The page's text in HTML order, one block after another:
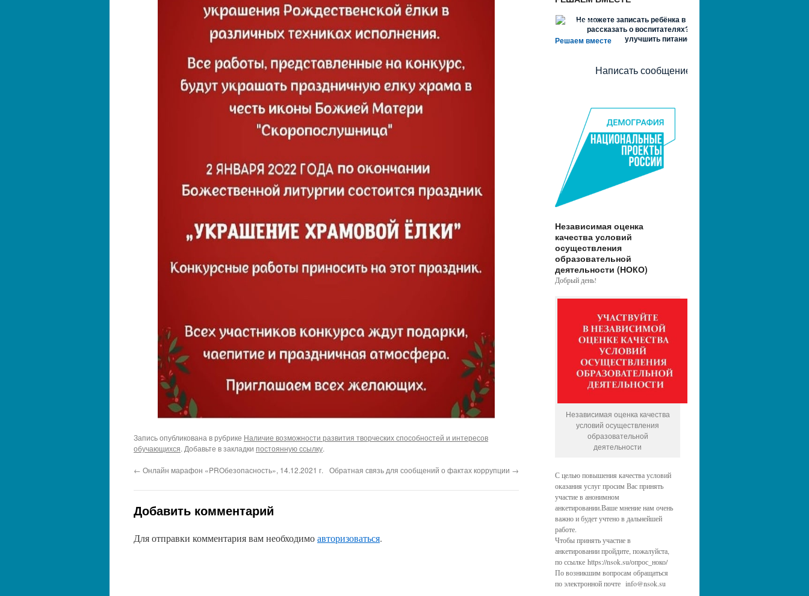
Запись опубликована в рубрике Наличие возможности развития творческих способностей и интересов
обучающихся. Добавьте в закладки постоянную ссылку.
← Онлайн марафон «PROбезопасность», 14.12.2021 г. Обратная связь для сообщений о фактах коррупции →
Добавить комментарий
Для отправки комментария вам необходимоавторизоваться.
Решаем вместе
Не можете записать ребёнка в сад? Хотите
рассказать о воспитателях? Знаете, как
улучшить питание и занятия?
Написать сообщение
Независимая оценка
качества условий
осуществления
образовательной
деятельности (НОКО)
Добрый день!
Независимая оценка качества
условий осуществления
образовательной
деятельности
С целью повышения качества условий
оказания услуг просим Вас принять
участие в анонимном
анкетировании.Ваше мнение нам очень
важно и будет учтено в дальнейшей
работе.
Чтобы принять участие в
анкетировании пройдите, пожалуйста,
по ссылке https://nsok.su/опрос_ноко/
По возникшим вопросам обращаться
по электронной почте info@nsok.su